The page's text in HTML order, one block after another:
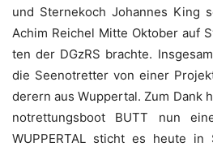
und Ster­ne­koch Johan­nes King
Achim Rei­chel Mit­te Okto­ber auf
ten der DGzRS brach­te.
die See­not­ret­ter von einer
de­rern aus Wup­per­tal. Zum Dank
not­ret­tungs­boot BUTT nun
WUPPERTAL sticht es heu­te